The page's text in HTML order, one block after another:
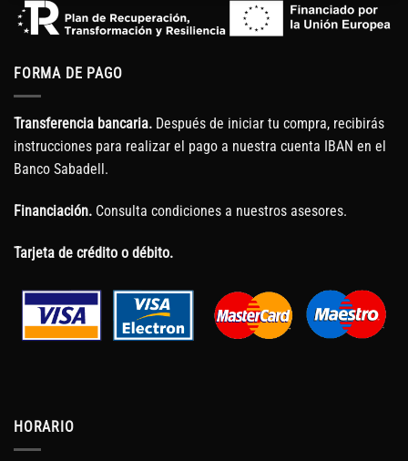
FORMA DE PAGO
Transferencia bancaria. Después de iniciar tu compra, recibirás
instrucciones para realizar el pago a nuestra cuenta IBAN en el
Banco Sabadell.
Financiación. Consulta condiciones a nuestros asesores.
Tarjeta de crédito o débito.
HORARIO